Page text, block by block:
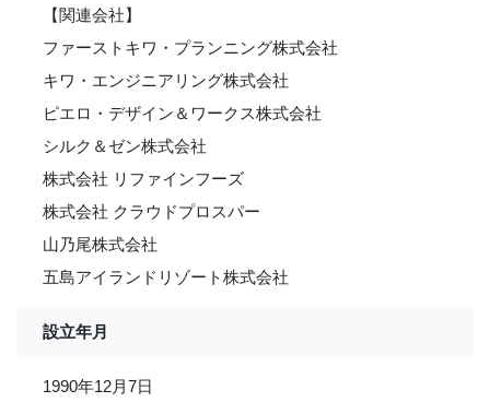
【関連会社】
ファーストキワ・プランニング株式会社
キワ・エンジニアリング株式会社
ピエロ・デザイン＆ワークス株式会社
シルク＆ゼン株式会社
株式会社 リファインフーズ
株式会社 クラウドプロスパー
山乃尾株式会社
五島アイランドリゾート株式会社
設立年月
1990年12月7日